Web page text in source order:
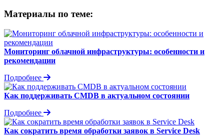
Материалы по теме:
Мониторинг облачной инфраструктуры: особенности и
рекомендации
Подробнее
Как поддерживать CMDB в актуальном состоянии
Подробнее
Как сократить время обработки заявок в Service Desk